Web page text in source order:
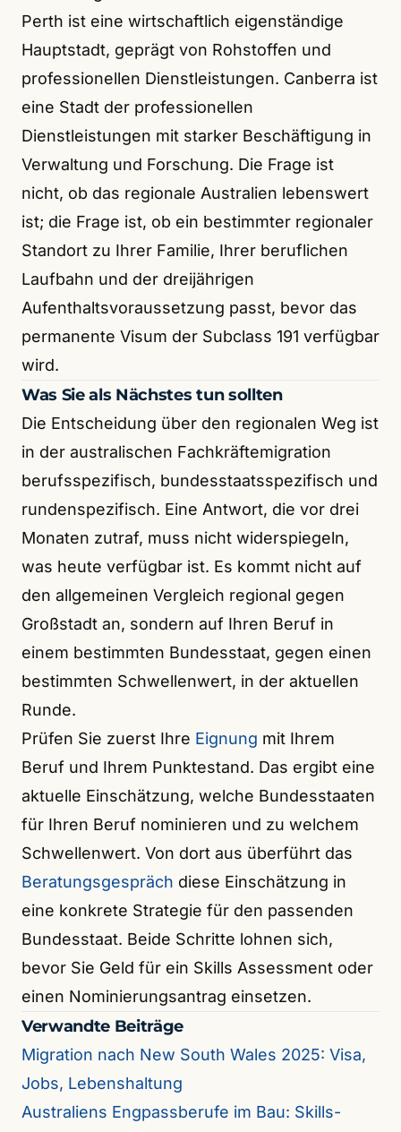
Perth ist eine wirtschaftlich eigenständige
Hauptstadt, geprägt von Rohstoffen und
professionellen Dienstleistungen. Canberra ist
eine Stadt der professionellen
Dienstleistungen mit starker Beschäftigung in
Verwaltung und Forschung. Die Frage ist
nicht, ob das regionale Australien lebenswert
ist; die Frage ist, ob ein bestimmter regionaler
Standort zu Ihrer Familie, Ihrer beruflichen
Laufbahn und der dreijährigen
Aufenthaltsvoraussetzung passt, bevor das
permanente Visum der Subclass 191 verfügbar
wird.
Was Sie als Nächstes tun sollten
Die Entscheidung über den regionalen Weg ist
in der australischen Fachkräftemigration
berufsspezifisch, bundesstaatsspezifisch und
rundenspezifisch. Eine Antwort, die vor drei
Monaten zutraf, muss nicht widerspiegeln,
was heute verfügbar ist. Es kommt nicht auf
den allgemeinen Vergleich regional gegen
Großstadt an, sondern auf Ihren Beruf in
einem bestimmten Bundesstaat, gegen einen
bestimmten Schwellenwert, in der aktuellen
Runde.
Prüfen Sie zuerst Ihre Eignung mit Ihrem
Beruf und Ihrem Punktestand. Das ergibt eine
aktuelle Einschätzung, welche Bundesstaaten
für Ihren Beruf nominieren und zu welchem
Schwellenwert. Von dort aus überführt das
Beratungsgespräch diese Einschätzung in
eine konkrete Strategie für den passenden
Bundesstaat. Beide Schritte lohnen sich,
bevor Sie Geld für ein Skills Assessment oder
einen Nominierungsantrag einsetzen.
Verwandte Beiträge
Migration nach New South Wales 2025: Visa,
Jobs, Lebenshaltung
Australiens Engpassberufe im Bau: Skills-